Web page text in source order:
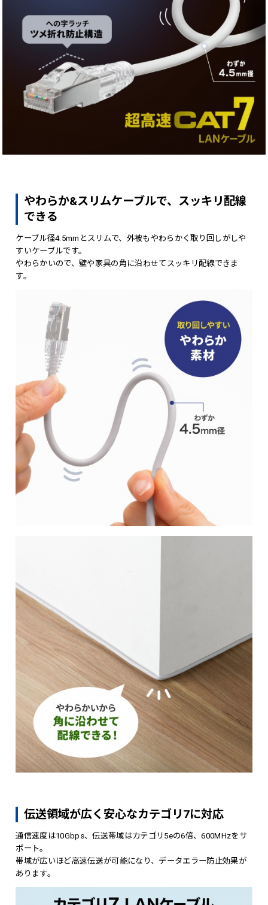
やわらか&スリムケーブルで、スッキリ配線
できる
ケーブル径4.5mmとスリムで、外被もやわらかく取り回しがしや
すいケーブルです。
やわらかいので、壁や家具の角に沿わせてスッキリ配線できま
す。
伝送領域が広く安心なカテゴリ7に対応
通信速度は10Gbps、伝送帯域はカテゴリ5eの6倍、600MHzをサ
ポート。
帯域が広いほど高速伝送が可能になり、データエラー防止効果が
あります。